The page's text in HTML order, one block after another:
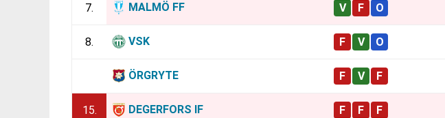
7. MALMÖ FF
8. VSK
ÖRGRYTE
15. DEGERFORS IF